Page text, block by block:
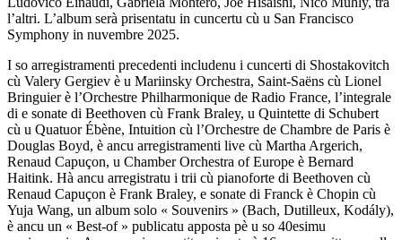
l’altri. L’album serà prisentatu in cuncertu cù u San Francisco
Symphony in nuvembre 2025.
I so arregistramenti precedenti includenu i cuncerti di Shostakovitch
cù Valery Gergiev è u Mariinsky Orchestra, Saint-Saëns cù Lionel
Bringuier è l’Orchestre Philharmonique de Radio France, l’integrale
di e sonate di Beethoven cù Frank Braley, u Quintette di Schubert
cù u Quatuor Ébène, Intuition cù l’Orchestre de Chambre de Paris è
Douglas Boyd, è ancu arregistramenti live cù Martha Argerich,
Renaud Capuçon, u Chamber Orchestra of Europe è Bernard
Haitink. Hà ancu arregistratu i trii cù pianoforte di Beethoven cù
Renaud Capuçon è Frank Braley, e sonate di Franck è Chopin cù
Yuja Wang, un album solo « Souvenirs » (Bach, Dutilleux, Kodály),
è ancu un « Best-of » publicatu apposta pè u so 40esimu